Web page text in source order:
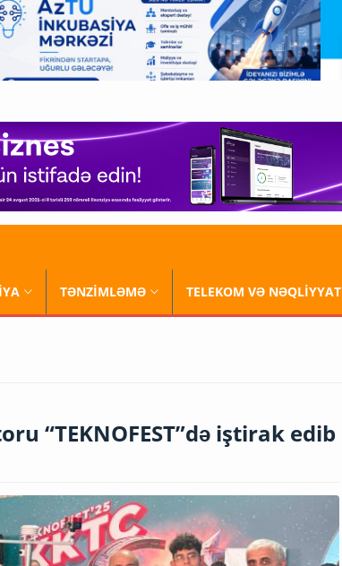
TƏNZİMLƏMƏ TELEKOM VƏ NƏQLİYYAT
“TEKNOFEST”də iştirak edib